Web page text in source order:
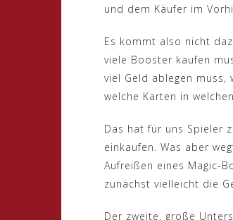
und dem Käufer im
Es kommt also nicht
viele Booster kaufen
viel Geld ablegen
welche Karten in
Das hat für uns Spieler
einkaufen. Was aber
Aufreißen eines Magic-
zunächst vielleicht die
Der zweite, große